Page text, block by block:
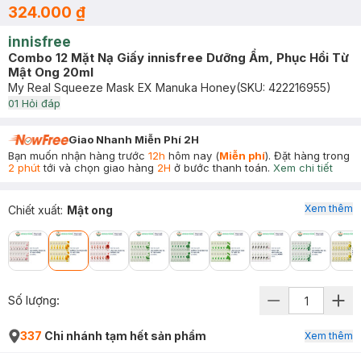
324.000 ₫
innisfree
Combo 12 Mặt Nạ Giấy innisfree Dưỡng Ẩm, Phục Hồi Từ
Mật Ong 20ml
My Real Squeeze Mask EX Manuka Honey(SKU: 422216955)
01 Hỏi đáp
Giao Nhanh Miễn Phí 2H
Bạn muốn nhận hàng trước 12h hôm nay (Miễn phí). Đặt hàng trong
2 phúttới và chọn giao hàng 2H ở bước thanh toán. Xem chi tiết
Chiết xuất: Mật ong Xem thêm
Số lượng:
337 Chi nhánh tạm hết sản phẩm Xem thêm